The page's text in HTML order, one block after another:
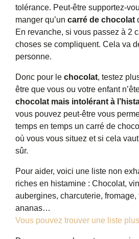
tolérance. Peut-être supportez-
manger qu’un carré de chocolat
En revanche, si vous passez à 2
choses se compliquent. Cela va
personne.
Donc pour le chocolat, testez
être que vous ou votre enfant
chocolat mais intolérant à
vous pouvez peut-être vous
temps en temps un carré de
où vous vous situez et si cela
sûr.
Pour aider, voici une liste non
riches en histamine : Chocolat,
aubergines, charcuterie, fromage,
ananas…
Vous pouvez trouver une liste